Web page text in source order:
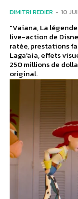
DIMITRI REDIER - 10
"Vaiana, La
live-action de
ratée, prestations
Laga'aia, effets
250 millions de
original.